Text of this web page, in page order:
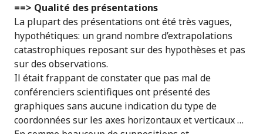
==> Qualité des présentations
La plupart des présentations ont été très vagues,
hypothétiques: un grand nombre d’extrapolations
catastrophiques reposant sur des hypothèses et pas
sur des observations.
Il était frappant de constater que pas mal de
conférenciers scientifiques ont présenté des
graphiques sans aucune indication du type de
coordonnées sur les axes horizontaux et verticaux …